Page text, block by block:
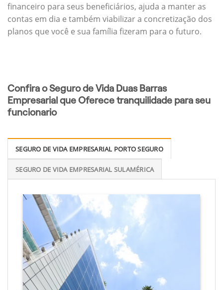
financeiro para seus beneficiários, ajuda a manter as
contas em dia e também viabilizar a concretização dos
planos que você e sua família fizeram para o futuro.
Confira o Seguro de Vida Duas Barras
Empresarial que Oferece tranquilidade para seu
funcionario
SEGURO DE VIDA EMPRESARIAL PORTO SEGURO
SEGURO DE VIDA EMPRESARIAL SULAMÉRICA